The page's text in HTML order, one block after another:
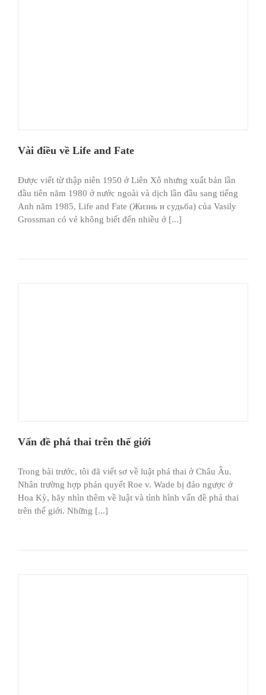
Vài điều về Life and Fate
Ðược viết từ thập niên 1950 ở Liên Xô nhưng xuất bản lần
đầu tiên năm 1980 ở nước ngoài và dịch lần đầu sang tiếng
Anh năm 1985, Life and Fate (Жизнь и судьба) của Vasily
Grossman có vẻ không biết đến nhiều ở [...]
Vấn đề phá thai trên thế giới
Trong bài trước, tôi đã viết sơ về luật phá thai ở Châu Âu.
Nhân trường hợp phán quyết Roe v. Wade bị đảo ngược ở
Hoa Kỳ, hãy nhìn thêm về luật và tình hình vấn đề phá thai
trên thế giới. Những [...]